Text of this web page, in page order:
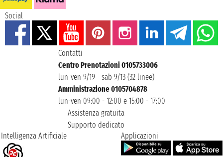
Social
Contatti
Centro Prenotazioni 0105733006
lun-ven 9/19 - sab 9/13 (32 linee)
Amministrazione 0105704878
lun-ven 09:00 - 12:00 e 15:00 - 17:00
Assistenza gratuita
Supporto dedicato
Intelligenza Artificiale
Applicazioni